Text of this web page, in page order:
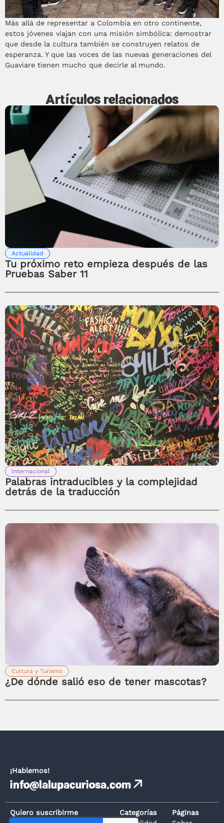
Más allá de representar a Colombia en otro continente,
estos jóvenes viajan con una misión simbólica: demostrar
que desde la cultura también se construyen relatos de
esperanza. Y que las voces de las nuevas generaciones del
Guaviare tienen mucho que decirle al mundo.
Artículos relacionados
Actualidad
Tu próximo reto empieza después de las
Pruebas Saber 11
Internacional
Palabras intraducibles y la complejidad
detrás de la traducción
Cultura y Turismo
¿De dónde salió eso de tener mascotas?
¡Hablemos!
info@lalupacuriosa.com
Quiero suscribirme
Categorías
Páginas